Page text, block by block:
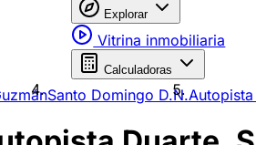
Explorar
Vitrina inmobiliaria
Calculadoras
Santo Domingo D.N.